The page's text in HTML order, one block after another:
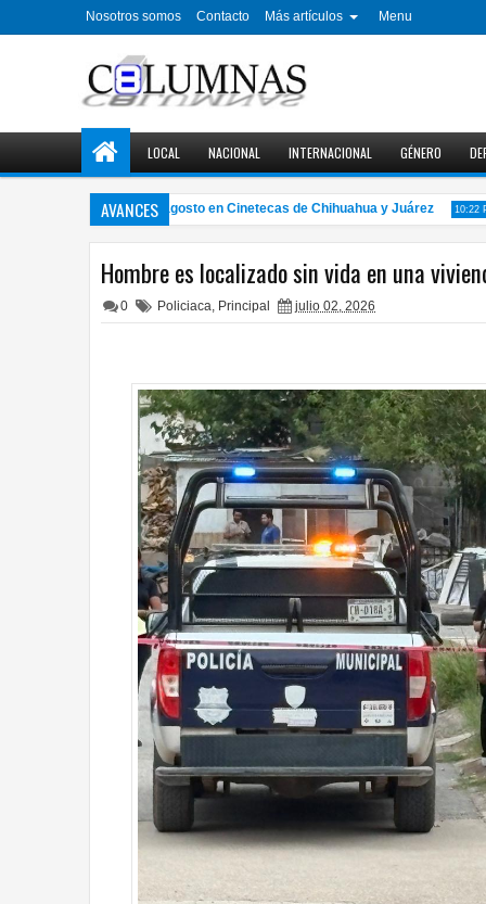
Nosotros somos Contacto Más artículos Menu
LOCAL NACIONAL INTERNACIONAL GÉNERO
AVANCES
de cine gratuito en agosto en Cinetecas de Chihuahua y Juárez 10:22 PM
Hombre es localizado sin vida en una
0 Policiaca, Principal julio 02, 2026